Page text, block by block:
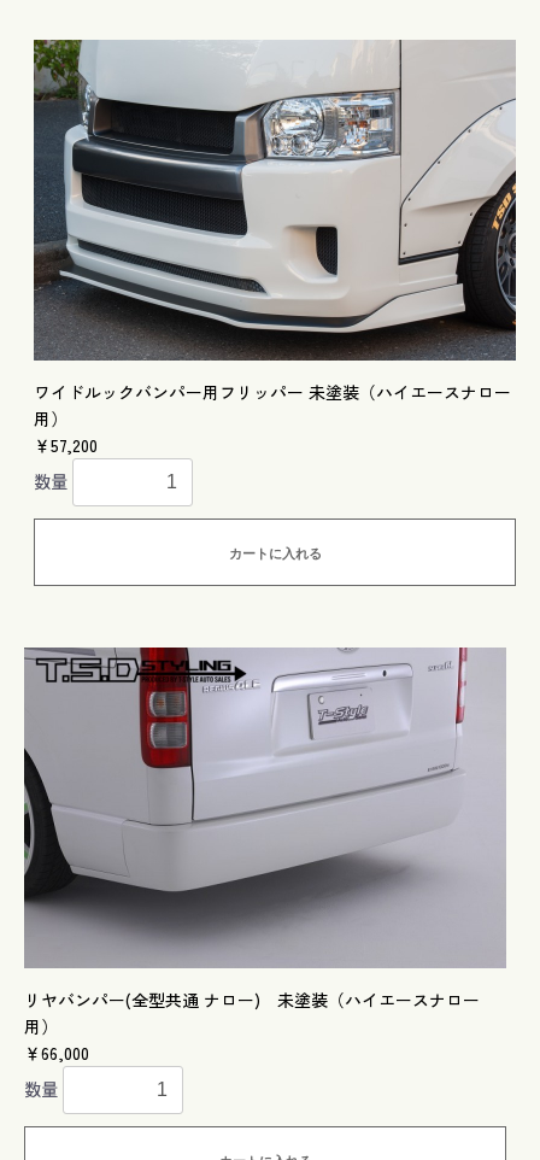
ワイドルックバンパー用フリッパー 未塗装（ハイエースナロー
用）
￥57,200
数量
カートに入れる
リヤバンパー(全型共通 ナロー) 未塗装（ハイエースナロー
用）
￥66,000
数量